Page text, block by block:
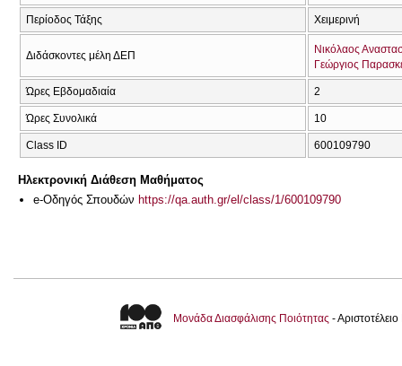
Περίοδος Τάξης Χειμερινή
Διδάσκοντες μέλη ΔΕΠ
Νικόλαος
Γεώργιος
Ώρες Εβδομαδιαία 2
Ώρες Συνολικά 10
Class ID 600109790
Ηλεκτρονική Διάθεση Μαθήματος
e-Οδηγός Σπουδών https://qa.auth.gr/el/class/1/600109790
Μονάδα Διασφάλισης Ποιότητας -